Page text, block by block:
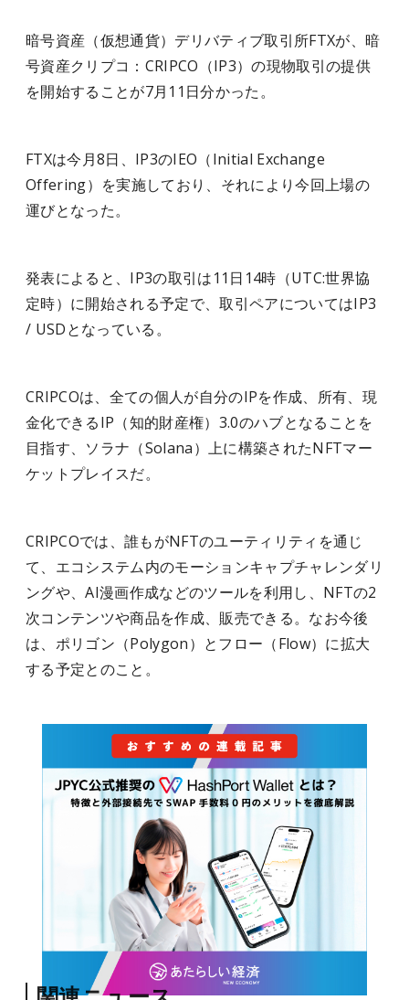
暗号資産（仮想通貨）デリバティブ取引所FTXが、暗
号資産クリプコ：CRIPCO（IP3）の現物取引の提供
を開始することが7月11日分かった。
FTXは今月8日、IP3のIEO（Initial Exchange
Offering）を実施しており、それにより今回上場の
運びとなった。
発表によると、IP3の取引は11日14時（UTC:世界協
定時）に開始される予定で、取引ペアについてはIP3
/ USDとなっている。
CRIPCOは、全ての個人が自分のIPを作成、所有、現
金化できるIP（知的財産権）3.0のハブとなることを
目指す、ソラナ（Solana）上に構築されたNFTマー
ケットプレイスだ。
CRIPCOでは、誰もがNFTのユーティリティを通じ
て、エコシステム内のモーションキャプチャレンダリ
ングや、AI漫画作成などのツールを利用し、NFTの2
次コンテンツや商品を作成、販売できる。なお今後
は、ポリゴン（Polygon）とフロー（Flow）に拡大
する予定とのこと。